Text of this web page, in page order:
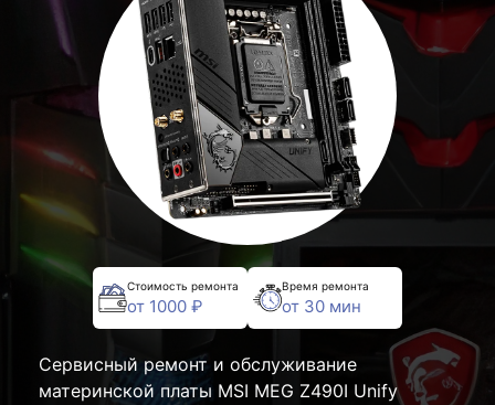
Стоимость ремонта
от 1000 ₽
Время ремонта
от 30 мин
Сервисный ремонт и обслуживание
материнской платы MSI MEG Z490I Unify